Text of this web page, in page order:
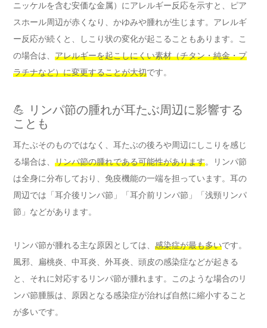
ニッケルを含む安価な金属）にアレルギー反応を示すと、ピア
スホール周辺が赤くなり、かゆみや腫れが生じます。アレルギ
ー反応が続くと、しこり状の変化が起こることもあります。こ
の場合は、 アレルギーを起こしにくい素材（チタン・純金・プ
ラチナなど）に変更することが大切です。
💪 リンパ節の腫れが耳たぶ周辺に影響する
ことも
耳たぶそのものではなく、耳たぶの後ろや周辺にしこりを感じ
る場合は、 リンパ節の腫れである可能性があります。リンパ節
は全身に分布しており、免疫機能の一端を担っています。耳の
周辺では「耳介後リンパ節」「耳介前リンパ節」「浅頸リンパ
節」などがあります。
リンパ節が腫れる主な原因としては、 感染症が最も多いです。
風邪、扁桃炎、中耳炎、外耳炎、頭皮の感染症などが起きる
と、それに対応するリンパ節が腫れます。このような場合のリ
ンパ節腫脹は、原因となる感染症が治れば自然に縮小すること
が多いです。